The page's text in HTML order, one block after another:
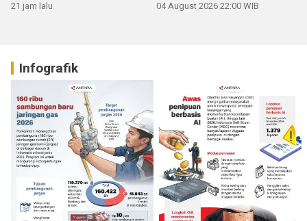
21 jam lalu 04 August 2026 22:00 WIB
Infografik